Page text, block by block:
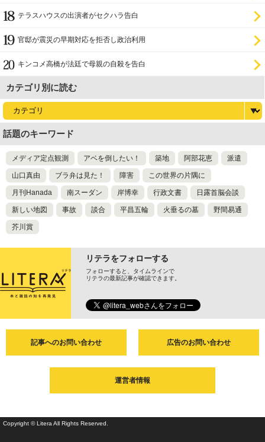
テラスハウスの出演者がセクハラ告白
官邸が震災の早期対応を拒否し政治利用
キンコメ高橋が法廷で母親の自殺を告白
カテゴリ別に読む
話題のキーワード
メディア定点観測 アベを倒したい！ 築地 阿部花恵 派遣
山口真由 ブラ弁は見た！ 障害 この世界の片隅に
月刊Hanada 南スーダン 岸博幸 行政文書 日露首脳会談
新しい地図 事故 談合 平昌五輪 火垂るの墓 野間易通
芥川賞
リテラをフォローする
フォローすると、タイムラインで
リテラの最新記事が確認できます。
記事へのお問い合わせ 広告のお問い合わせ
運営者情報
Copyright © Litera All Rights Reserved.